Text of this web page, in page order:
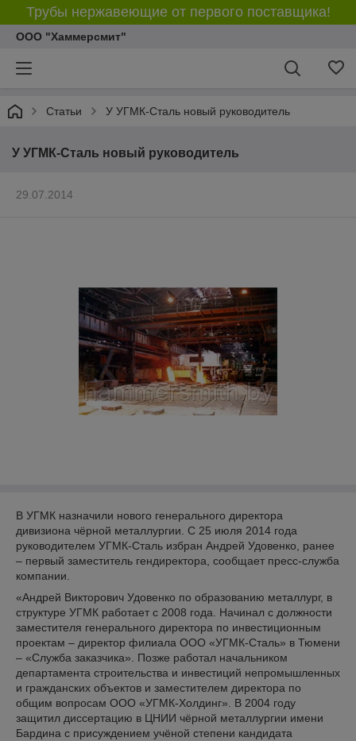
Трубы нержавеющие от первого поставщика!
ООО "Хаммерсмит"
Статьи У УГМК-Сталь новый руководитель
У УГМК-Сталь новый руководитель
29.07.2014
В УГМК назначили нового генерального директора
дивизиона чёрной металлургии. С 25 июля 2014 года
руководителем УГМК-Сталь избран Андрей Удовенко, ранее
– первый заместитель гендиректора, сообщает пресс-служба
компании.
«Андрей Викторович Удовенко по образованию металлург, в
структуре УГМК работает с 2008 года. Начинал с должности
заместителя генерального директора по инвестиционным
проектам – директор филиала ООО «УГМК-Сталь» в Тюмени
– «Служба заказчика». Позже работал начальником
департамента строительства и инвестиций непромышленных
и гражданских объектов и заместителем директора по
общим вопросам ООО «УГМК-Холдинг». В 2004 году
защитил диссертацию в ЦНИИ чёрной металлургии имени
Бардина с присуждением учёной степени кандидата